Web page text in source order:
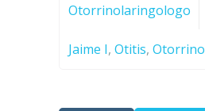
Otorrinolaringologo
Jaime I, Otitis, Otorrino